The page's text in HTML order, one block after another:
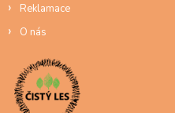
Reklamace
O nás